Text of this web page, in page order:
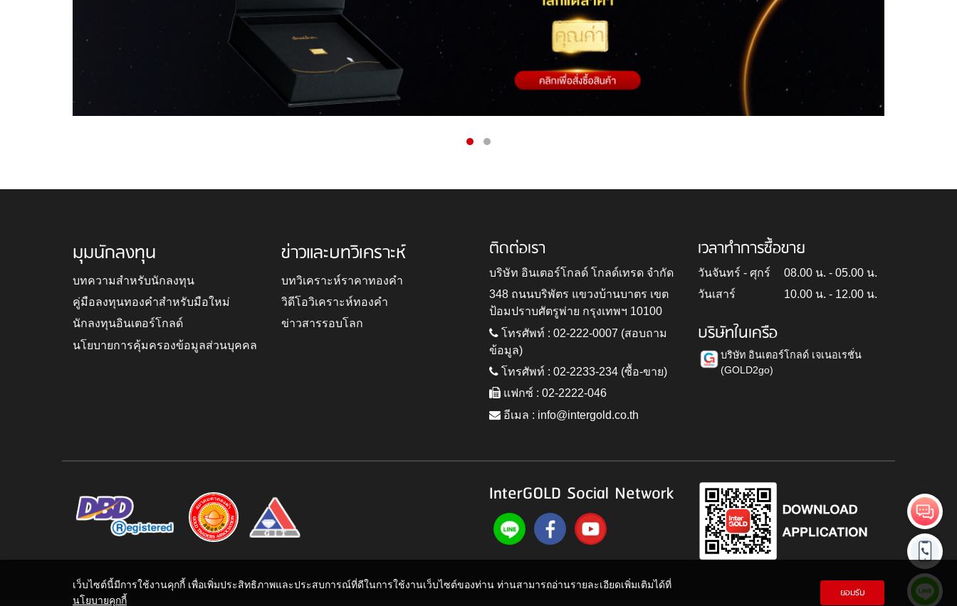
มุมนักลงทุน
บทความสำหรับนักลงทุน
คู่มือลงทุนทองคำสำหรับมือใหม่
นักลงทุนอินเตอร์โกลด์
นโยบายการคุ้มครองข้อมูลส่วนบุคคล
ข่าวและบทวิเคราะห์
บทวิเคราะห์ราคาทองคำ
วิดีโอวิเคราะห์ทองคำ
ข่าวสารรอบโลก
ติดต่อเรา
บริษัท อินเตอร์โกลด์ โกลด์เทรด จำกัด
348 ถนนบริพัตร แขวงบ้านบาตร เขต
ป้อมปราบศัตรูพ่าย กรุงเทพฯ 10100
โทรศัพท์ : 02-222-0007 (สอบถาม
ข้อมูล)
โทรศัพท์ : 02-2233-234 (ซื้อ-ขาย)
แฟกซ์ : 02-2222-046
อีเมล : info@intergold.co.th
เวลาทำการซื้อขาย
วันจันทร์ - ศุกร์
08.00 น. - 05.00 น.
วันเสาร์
10.00 น. - 12.00 น.
บริษัทในเครือ
บริษัท อินเตอร์โกลด์ เจเนอเรชั่น
(GOLD2go)
InterGOLD Social Network
เว็บไซต์นี้มีการใช้งานคุกกี้ เพื่อเพิ่มประสิทธิภาพและประสบการณ์ที่ดีในการใช้งานเว็บไซต์ของท่าน ท่านสามารถอ่านรายละเอียดเพิ่มเติมได้ที่
นโยบายคุกกี้
ยอมรับ